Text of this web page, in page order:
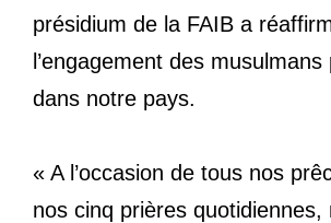
présidium de la FAIB a
l’engagement des
dans notre pays.
« A l’occasion de tous nos
nos cinq prières quotidiennes,